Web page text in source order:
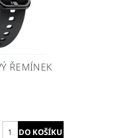
ŘEMÍNEK